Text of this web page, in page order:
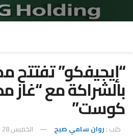
“إيجيفكو” تفتتح
بالشراكة مع “غاز
كوست”
كتب : روان سامي صبح الخميس 28 نوفمبر 2024